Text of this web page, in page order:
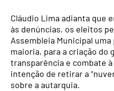
Cláudio Lima adianta que
às denúncias, os eleitos
Assembleia Municipal
maioria, para a criação do
transparência e combate
intenção de retirar a
sobre a autarquia.